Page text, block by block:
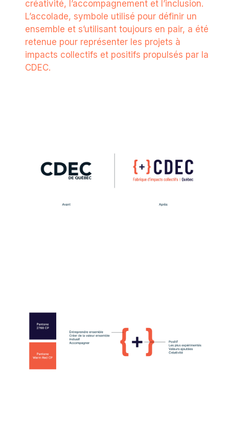
créativité, l’accompagnement et l’inclusion.
L’accolade, symbole utilisé pour définir un
ensemble et s’utilisant toujours en pair, a été
retenue pour représenter les projets à
impacts collectifs et positifs propulsés par la
CDEC.